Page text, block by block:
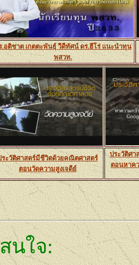
.อติชาต เกตตะพันธุ์ วีดีทัศน์ ดร.ฮีโร่ แนะนำทุน
พสวท.
ระวัติศาสตร์มีชีวิตด้วยคณิตศาสตร์
ตอนวัดความสูงเจดีย์
ประวัติศ
ตอนหาค
นใจ: